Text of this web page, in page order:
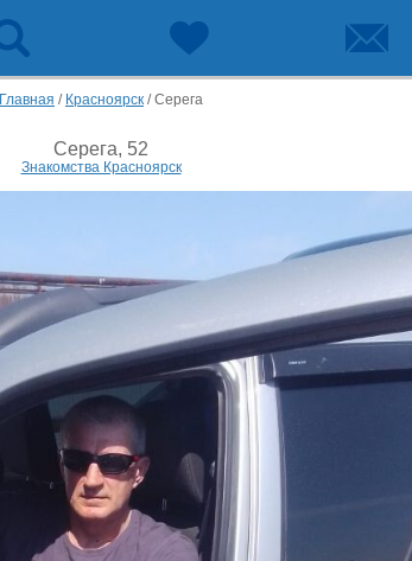
Главная / Красноярск /Серега
Серега, 52
Знакомства Красноярск